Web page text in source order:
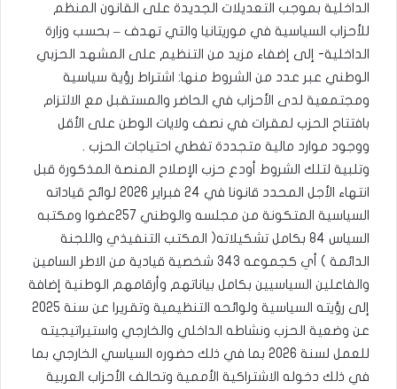
الداخلية بموجب التعديلات الجديدة على القانون المنظم
للأحزاب السياسية في موريتانيا والتي تهدف – بحسب وزارة
الداخلية- إلى إضفاء مزيد من التنظيم على المشهد الحزبي
الوطني عبر عدد من الشروط منها: اشتراط رؤية سياسية
ومجتمعية لدى الأحزاب في الحاضر والمستقبل مع الالتزام
بافتتاح الحزب لمقرات في نصف ولايات الوطن على الأقل
ووجود موارد مالية متجددة تغطي احتياجات الحزب .
وتلبية لتلك الشروط أودع حزب الإصلاح المنصة المذكورة قبل
انتهاء الأجل المحدد قانونا في 24 فبراير 2026 لوائح قياداته
السياسية المتكونة من مجلسه والوطني 257عضوا ومكتبه
السياس 84 بكامل تشكيلاته( المكتب التنفيذي واللجنة
الدائمة ) أي كجموعه 343 شخصية قيادية من الاطر السامين
والفاعلين السياسيين بكامل بياناتهم وأرقامهم الوطنية إضافة
إلى رؤيته السياسية ولوائحه التنظيمية وتقريرا عن سنة 2025
عن وضعية الحزب ونشاطه الداخلي والخارجي واستيراتيجيته
للعمل لسنة 2026 بما في ذلك حضوره السياسي الخارجي بما
في ذلك دخوله الاشتراكية الأممية وتحالف الأحزاب العربية